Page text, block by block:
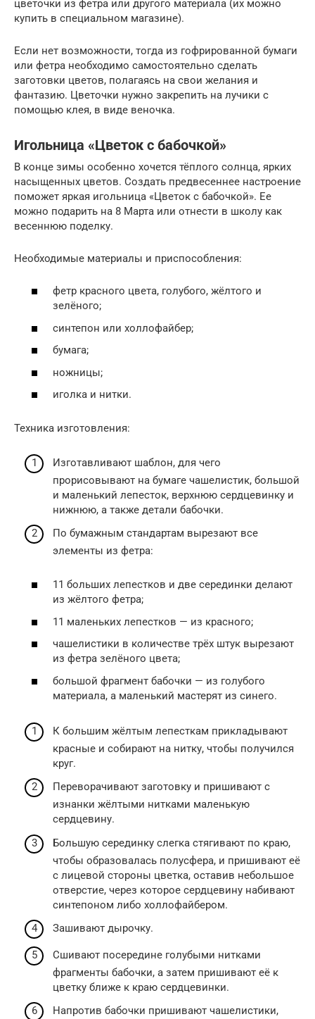
цветочки из фетра или другого материала (их можно
купить в специальном магазине).
Если нет возможности, тогда из гофрированной бумаги
или фетра необходимо самостоятельно сделать
заготовки цветов, полагаясь на свои желания и
фантазию. Цветочки нужно закрепить на лучики с
помощью клея, в виде веночка.
Игольница «Цветок с бабочкой»
В конце зимы особенно хочется тёплого солнца, ярких
насыщенных цветов. Создать предвесеннее настроение
поможет яркая игольница «Цветок с бабочкой». Ее
можно подарить на 8 Марта или отнести в школу как
весеннюю поделку.
Необходимые материалы и приспособления:
фетр красного цвета, голубого, жёлтого и
зелёного;
синтепон или холлофайбер;
бумага;
ножницы;
иголка и нитки.
Техника изготовления:
Изготавливают шаблон, для чего
прорисовывают на бумаге чашелистик, большой
и маленький лепесток, верхнюю сердцевинку и
нижнюю, а также детали бабочки.
По бумажным стандартам вырезают все
элементы из фетра:
11 больших лепестков и две серединки делают
из жёлтого фетра;
11 маленьких лепестков — из красного;
чашелистики в количестве трёх штук вырезают
из фетра зелёного цвета;
большой фрагмент бабочки — из голубого
материала, а маленький мастерят из синего.
К большим жёлтым лепесткам прикладывают
красные и собирают на нитку, чтобы получился
круг.
Переворачивают заготовку и пришивают с
изнанки жёлтыми нитками маленькую
сердцевину.
Большую серединку слегка стягивают по краю,
чтобы образовалась полусфера, и пришивают её
с лицевой стороны цветка, оставив небольшое
отверстие, через которое сердцевину набивают
синтепоном либо холлофайбером.
Зашивают дырочку.
Сшивают посередине голубыми нитками
фрагменты бабочки, а затем пришивают её к
цветку ближе к краю сердцевинки.
Напротив бабочки пришивают чашелистики,